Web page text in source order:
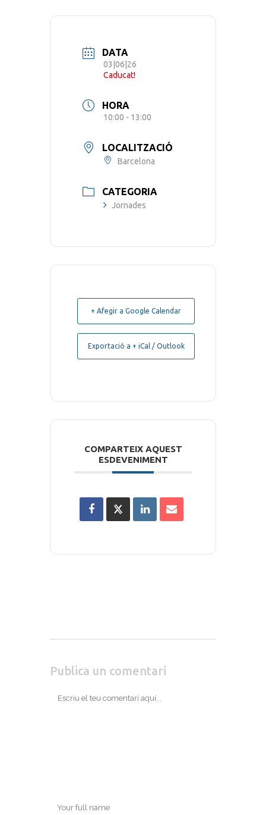
DATA
03|06|26
Caducat!
HORA
10:00 - 13:00
LOCALITZACIÓ
Barcelona
CATEGORIA
Jornades
+ Afegir a Google Calendar
Exportació a + iCal / Outlook
COMPARTEIX AQUEST
ESDEVENIMENT
Publica un comentari